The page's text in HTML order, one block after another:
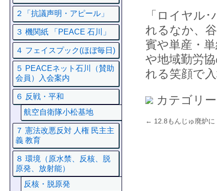
「ロイヤル
れるなか、
賓や単産・
や地域勤労
れる笑顔で
カテゴリ
← 12.8もんじゅ廃炉
２「抗議声明・アピール」
３ 機関紙 「PEACE 石川」
４ フェイスプック(ほぼ毎日)
５ PEACEネット石川（賛助
会員）入会案内
６ 反戦・平和
航空自衛隊小松基地
７ 憲法改悪反対 人権 民主主
義 教育
８ 環境（原水禁、反核、脱
原発、放射能）
反核・脱原発